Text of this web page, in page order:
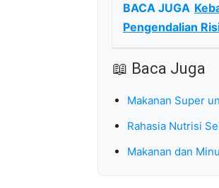
BACA JUGA
Pengendalian
📖 Baca Juga
Makanan Super
Rahasia Nutrisi
Makanan dan